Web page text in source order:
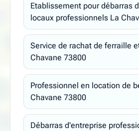
Etablissement pour débarras
locaux professionnels La
Service de rachat de ferraille
Chavane 73800
Professionnel en location de
Chavane 73800
Débarras d'entreprise